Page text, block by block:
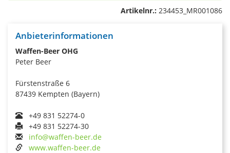
Artikelnr.: 234453_MR001086
Anbieterinformationen
Waffen-Beer OHG
Peter Beer
Fürstenstraße 6
87439 Kempten (Bayern)
+49 831 52274-0
+49 831 52274-30
info@waffen-beer.de
www.waffen-beer.de